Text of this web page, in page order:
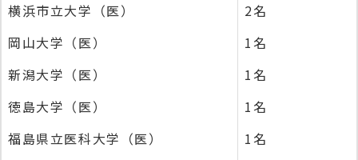
横浜市立大学（医）
2名
岡山大学（医）
1名
新潟大学（医）
1名
徳島大学（医）
1名
福島県立医科大学（医）
1名